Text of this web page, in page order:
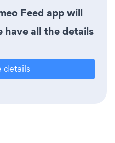
Feed app will
have all the details
details